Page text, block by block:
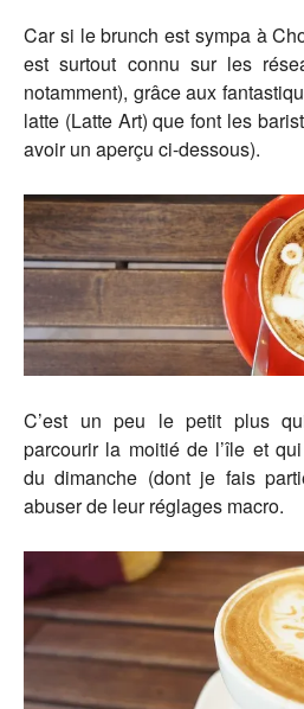
Car si le brunch est sympa à
est surtout connu sur les
notamment), grâce aux
latte (Latte Art) que font les
avoir un aperçu ci-dessous).
C’est un peu le petit plus
parcourir la moitié de l’île et
du dimanche (dont je fais
abuser de leur réglages macro.